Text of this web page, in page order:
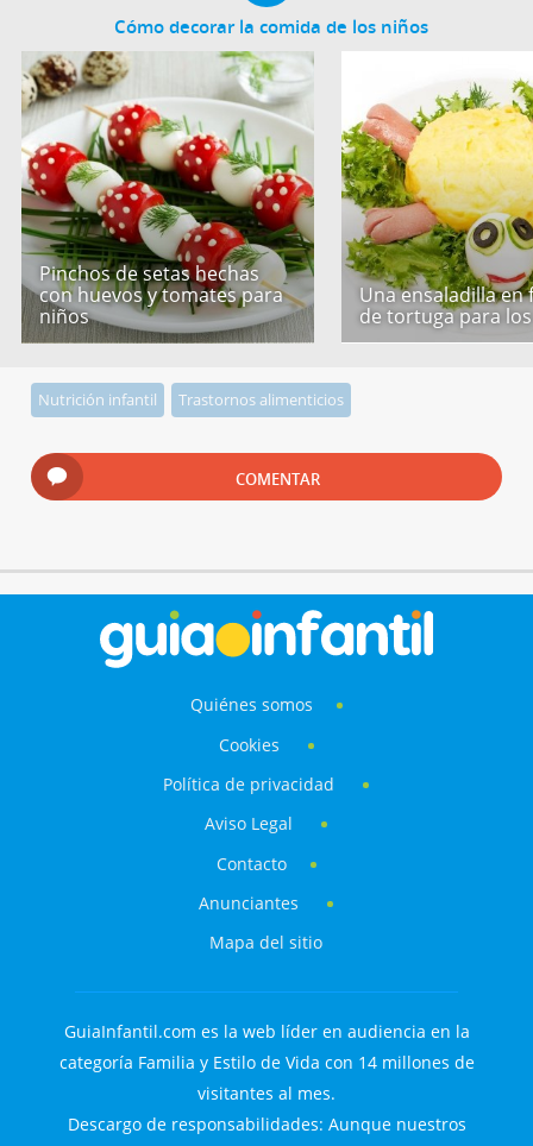
Cómo decorar la comida de los niños
Pinchos de setas hechas
con huevos y tomates para
niños
Una ensaladilla en
de tortuga para
Nutrición infantil Trastornos alimenticios
COMENTAR
Quiénes somos
Cookies
Política de privacidad
Aviso Legal
Contacto
Anunciantes
Mapa del sitio
GuiaInfantil.com es la web líder en audiencia en la
categoría Familia y Estilo de Vida con 14 millones de
visitantes al mes.
Descargo de responsabilidades: Aunque nuestros